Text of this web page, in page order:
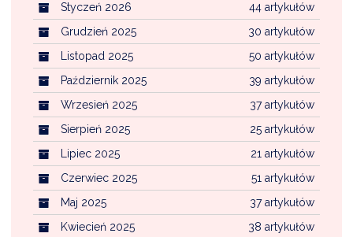
44 artykułów
Styczeń 2026
30 artykułów
Grudzień 2025
50 artykułów
Listopad 2025
39 artykułów
Październik 2025
37 artykułów
Wrzesień 2025
25 artykułów
Sierpień 2025
21 artykułów
Lipiec 2025
51 artykułów
Czerwiec 2025
37 artykułów
Maj 2025
38 artykułów
Kwiecień 2025